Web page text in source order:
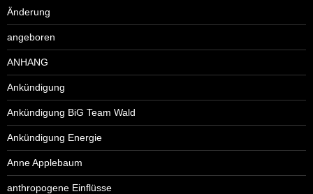
Änderung
angeboren
ANHANG
Ankündigung
Ankündigung BiG Team Wald
Ankündigung Energie
Anne Applebaum
anthropogene Einflüsse